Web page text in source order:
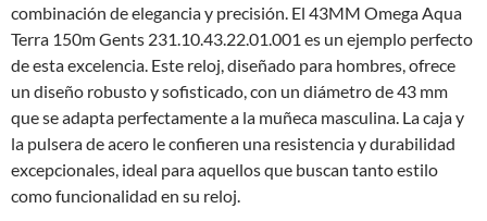
combinación de elegancia y precisión. El 43MM Omega Aqua
Terra 150m Gents 231.10.43.22.01.001 es un ejemplo perfecto
de esta excelencia. Este reloj, diseñado para hombres, ofrece
un diseño robusto y sofisticado, con un diámetro de 43 mm
que se adapta perfectamente a la muñeca masculina. La caja y
la pulsera de acero le confieren una resistencia y durabilidad
excepcionales, ideal para aquellos que buscan tanto estilo
como funcionalidad en su reloj.